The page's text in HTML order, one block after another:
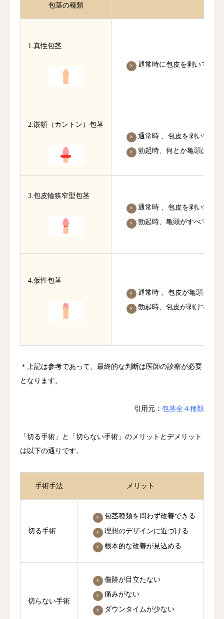
包茎の種類
1.真性包茎
通常時に包皮を剥いて亀
2.嵌頓（カントン）包茎
通常時 、包皮を剥いて亀
勃起時、何とか亀頭は露
3.包皮輪狭窄型包茎
通常時 、包皮を剥いて亀
勃起時、亀頭がすべて露
4.仮性包茎
通常時 、包皮が亀頭を覆
勃起時、包皮が剥けて亀
＊上記は参考であって、最終的な判断は医師の診察が必要
となります。
引用元： 包茎全４種類
「切る手術」と「切らない手術」のメリットとデメリット
は以下の通りです。
手術手法 メリット
切る手術
包茎種類を問わず改善できる
理想のデザインに近づける
根本的な改善が見込める
切らない手術
傷跡が目立たない
痛みがない
ダウンタイムが少ない